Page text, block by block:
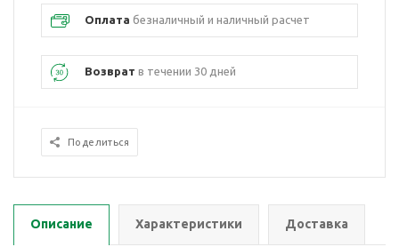
Оплата безналичный и наличный расчет
Возврат в течении 30 дней
Поделиться
Описание Характеристики Доставка